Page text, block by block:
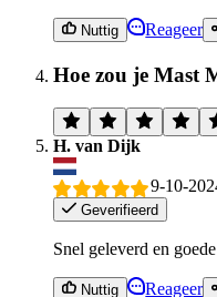
Nuttig Reageer
Hoe zou je Mast
H. van Dijk
9-10-
Geverifieerd
Snel geleverd en
Nuttig Reageer